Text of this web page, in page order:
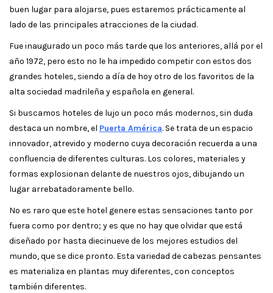
buen lugar para alojarse, pues estaremos prácticamente al
lado de las principales atracciones de la ciudad.
Fue inaugurado un poco más tarde que los anteriores, allá por el
año 1972, pero esto no le ha impedido competir con estos dos
grandes hoteles, siendo a día de hoy otro de los favoritos de la
alta sociedad madrileña y española en general.
Si buscamos hoteles de lujo un poco más modernos, sin duda
destaca un nombre, el Puerta América. Se trata de un espacio
innovador, atrevido y moderno cuya decoración recuerda a una
confluencia de diferentes culturas. Los colores, materiales y
formas explosionan delante de nuestros ojos, dibujando un
lugar arrebatadoramente bello.
No es raro que este hotel genere estas sensaciones tanto por
fuera como por dentro; y es que no hay que olvidar que está
diseñado por hasta diecinueve de los mejores estudios del
mundo, que se dice pronto. Esta variedad de cabezas pensantes
es materializa en plantas muy diferentes, con conceptos
también diferentes.